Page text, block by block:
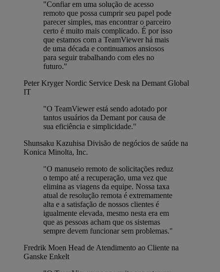
"Confiar em uma solução de acesso
remoto que possa cumprir seu papel pode
parecer simples, mas encontrar o parceiro
certo é muito mais complicado. É por isso
que estamos com a TeamViewer há mais
de uma década e continuamos ansiosos
para seguir trabalhando com eles no
futuro."
Peter Kryger Nordic Service Desk na Demant Global
IT
"O TeamViewer está sendo adotado por
tantos usuários da Demant por causa de
sua eficiência e simplicidade."
Shunsaku Kazuhisa Divisão de negócios de saúde na
Konica Minolta, Inc.
"O manuseio remoto de solicitações reduz
o tempo até a recuperação, uma vez que
elimina as viagens da equipe. Nossa taxa
atual de resolução remota é extremamente
alta e a satisfação de nossos clientes é
igualmente elevada, mesmo nesta era em
que as pessoas acham que os sistemas
sempre devem funcionar sem problemas."
Fredrik Moen Head de Atendimento ao Cliente na
Ganske Enkelt